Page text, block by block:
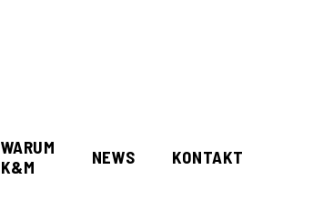
WARUM
K&M
NEWS KONTAKT